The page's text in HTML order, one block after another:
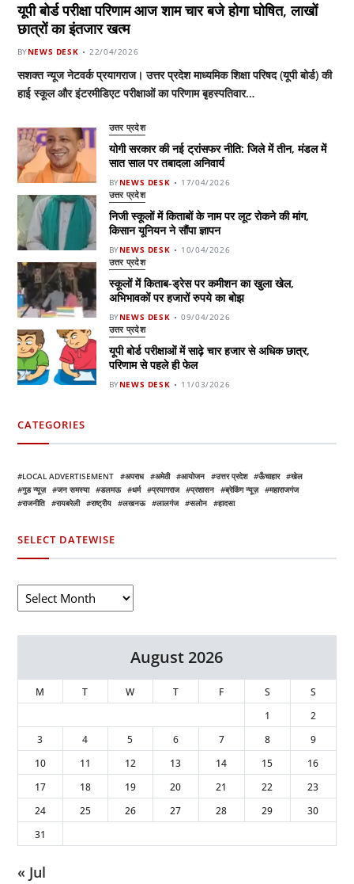
यूपी बोर्ड परीक्षा परिणाम आज शाम चार बजे होगा घोषित, लाखों
छात्रों का इंतजार खत्म
BYNEWS DESK 22/04/2026
सशक्त न्यूज नेटवर्क प्रयागराज। उत्तर प्रदेश माध्यमिक शिक्षा परिषद (यूपी बोर्ड) की
हाई स्कूल और इंटरमीडिएट परीक्षाओं का परिणाम बृहस्पतिवार…
उत्तर प्रदेश
योगी सरकार की नई ट्रांसफर नीति: जिले में तीन, मंडल में
सात साल पर तबादला अनिवार्य
BYNEWS DESK 17/04/2026
उत्तर प्रदेश
निजी स्कूलों में किताबों के नाम पर लूट रोकने की मांग,
किसान यूनियन ने सौंपा ज्ञापन
BYNEWS DESK 10/04/2026
उत्तर प्रदेश
स्कूलों में किताब-ड्रेस पर कमीशन का खुला खेल,
अभिभावकों पर हजारों रुपये का बोझ
BYNEWS DESK 09/04/2026
उत्तर प्रदेश
यूपी बोर्ड परीक्षाओं में साढ़े चार हजार से अधिक छात्र,
परिणाम से पहले ही फेल
BYNEWS DESK 11/03/2026
CATEGORIES
LOCAL ADVERTISEMENT अपराध अमेठी आयोजन उत्तर प्रदेश ऊँचाहार
खेल
गुड न्यूज़
जन समस्या डलमऊ धर्म प्रयागराज प्रशासन ब्रेकिंग न्यूज़
महाराजगंज
राजनीति
रायबरेली राष्ट्रीय लखनऊ लालगंज सलोन हादसा
SELECT DATEWISE
August 2026
M T W T F S
S
1
2
3
4 5 6 7 8
9
10
11 12 13 14 15
16
17
18 19 20 21 22
23
24
25 26 27 28 29
30
31
« Jul